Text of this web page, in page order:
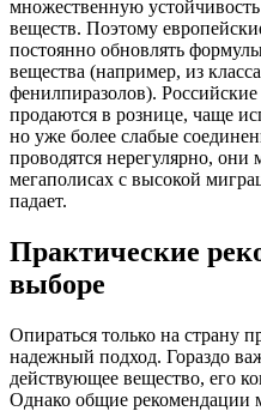
множественную
веществ. Поэтому
постоянно обновлять
вещества (например, из
фенилпиразолов).
продаются в рознице, чаще
но уже более слабые
проводятся нерегулярно, они
мегаполисах с высокой
падает.
Практические
выборе
Опираться только на страну
надежный подход. Гораздо
действующее вещество, его
Однако общие рекомендации